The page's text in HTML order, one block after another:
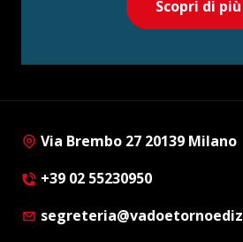
Scopri di più
Via Brembo 27 20139 Milano
+39 02 55230950